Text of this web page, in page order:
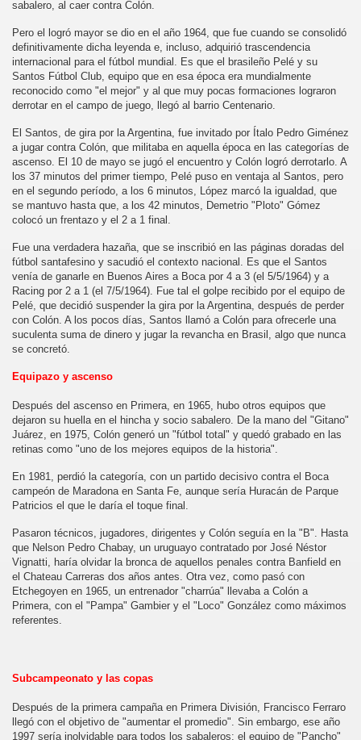
sabalero, al caer contra Colón.
Pero el logró mayor se dio en el año 1964, que fue cuando se consolidó
definitivamente dicha leyenda e, incluso, adquirió trascendencia
internacional para el fútbol mundial. Es que el brasileño Pelé y su
Santos Fútbol Club, equipo que en esa época era mundialmente
reconocido como "el mejor" y al que muy pocas formaciones lograron
derrotar en el campo de juego, llegó al barrio Centenario.
El Santos, de gira por la Argentina, fue invitado por Ítalo Pedro Giménez
a jugar contra Colón, que militaba en aquella época en las categorías de
ascenso. El 10 de mayo se jugó el encuentro y Colón logró derrotarlo. A
los 37 minutos del primer tiempo, Pelé puso en ventaja al Santos, pero
en el segundo período, a los 6 minutos, López marcó la igualdad, que
se mantuvo hasta que, a los 42 minutos, Demetrio "Ploto" Gómez
colocó un frentazo y el 2 a 1 final.
Fue una verdadera hazaña, que se inscribió en las páginas doradas del
fútbol santafesino y sacudió el contexto nacional. Es que el Santos
venía de ganarle en Buenos Aires a Boca por 4 a 3 (el 5/5/1964) y a
Racing por 2 a 1 (el 7/5/1964). Fue tal el golpe recibido por el equipo de
Pelé, que decidió suspender la gira por la Argentina, después de perder
con Colón. A los pocos días, Santos llamó a Colón para ofrecerle una
suculenta suma de dinero y jugar la revancha en Brasil, algo que nunca
se concretó.
Equipazo y ascenso
Después del ascenso en Primera, en 1965, hubo otros equipos que
dejaron su huella en el hincha y socio sabalero. De la mano del "Gitano"
Juárez, en 1975, Colón generó un "fútbol total" y quedó grabado en las
retinas como "uno de los mejores equipos de la historia".
En 1981, perdió la categoría, con un partido decisivo contra el Boca
campeón de Maradona en Santa Fe, aunque sería Huracán de Parque
Patricios el que le daría el toque final.
Pasaron técnicos, jugadores, dirigentes y Colón seguía en la "B". Hasta
que Nelson Pedro Chabay, un uruguayo contratado por José Néstor
Vignatti, haría olvidar la bronca de aquellos penales contra Banfield en
el Chateau Carreras dos años antes. Otra vez, como pasó con
Etchegoyen en 1965, un entrenador "charrúa" llevaba a Colón a
Primera, con el "Pampa" Gambier y el "Loco" González como máximos
referentes.
Subcampeonato y las copas
Después de la primera campaña en Primera División, Francisco Ferraro
llegó con el objetivo de "aumentar el promedio". Sin embargo, ese año
1997 sería inolvidable para todos los sabaleros: el equipo de "Pancho"